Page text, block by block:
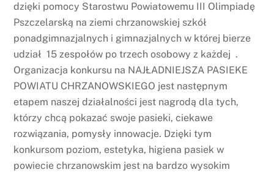
dzięki pomocy Starostwu Powiatowemu III Olimpiadę
Pszczelarską na ziemi chrzanowskiej szkół
ponadgimnazjalnych i gimnazjalnych w której bierze
udział 15 zespołów po trzech osobowy z każdej .
Organizacja konkursu na NAJŁADNIEJSZA PASIEKE
POWIATU CHRZANOWSKIEGO jest następnym
etapem naszej działalności jest nagrodą dla tych,
którzy chcą pokazać swoje pasieki, ciekawe
rozwiązania, pomysły innowacje. Dzięki tym
konkursom poziom, estetyka, higiena pasiek w
powiecie chrzanowskim jest na bardzo wysokim